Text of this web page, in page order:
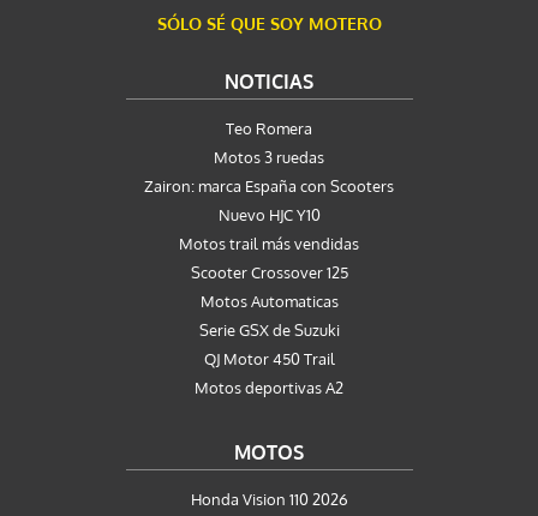
SÓLO SÉ QUE SOY MOTERO
NOTICIAS
Teo Romera
Motos 3 ruedas
Zairon: marca España con Scooters
Nuevo HJC Y10
Motos trail más vendidas
Scooter Crossover 125
Motos Automaticas
Serie GSX de Suzuki
QJ Motor 450 Trail
Motos deportivas A2
MOTOS
Honda Vision 110 2026